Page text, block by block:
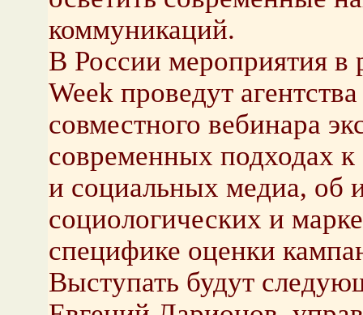
коммуникаций.
В России мероприятия в
Week проведут
совместного вебинара
современных подходах
и социальных медиа, об
социологических и
специфике оценки
Выступать будут